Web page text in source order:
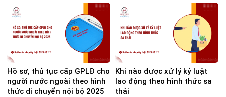
Hồ sơ, thủ tục cấp GPLĐ cho
người nước ngoài theo hình
thức di chuyển nội bộ 2025
Khi nào được xử lý kỷ luật
lao động theo hình thức sa
thải